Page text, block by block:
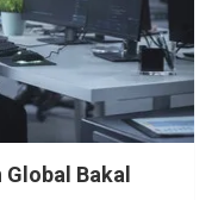
Global Bakal